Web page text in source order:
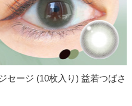
セージ (10枚入り) 益若つばさ